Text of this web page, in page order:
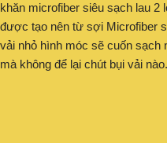
khăn microfiber siêu sạch lau 2
được tạo nên từ sợi Microfiber
vải nhỏ hình móc sẽ cuốn sạch
mà không để lại chút bụi vải nào.